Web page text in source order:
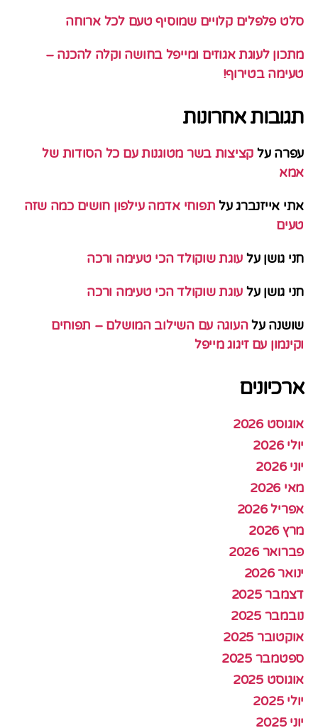
סלט פלפלים קלויים שמוסיף טעם לכל ארוחה
מתכון לעוגת אגוזים ומייפל בחושה וקלה להכנה –
טעימה בטירוף!
תגובות אחרונות
עפרה על קציצות בשר מטוגנות עם כל הסודות של
אמא
אתי אייזנברגעל תפוחי אדמה עילפון חושים כמה שזה
טעים
חני גושן על עוגת שוקולד הכי טעימה ורכה
חני גושן על עוגת שוקולד הכי טעימה ורכה
שושנה עלהעוגה עם השילוב המושלם – תפוחים
וקינמון עם זיגוג מייפל
ארכיונים
אוגוסט 2026
יולי 2026
יוני 2026
מאי 2026
אפריל 2026
מרץ 2026
פברואר 2026
ינואר 2026
דצמבר 2025
נובמבר 2025
אוקטובר 2025
ספטמבר 2025
אוגוסט 2025
יולי 2025
יוני 2025